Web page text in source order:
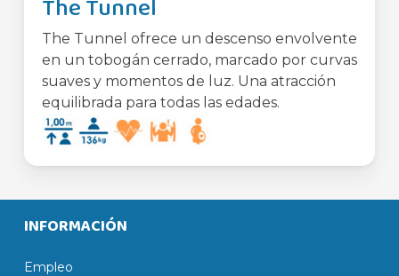
The Tunnel
The Tunnel ofrece un descenso envolvente
en un tobogán cerrado, marcado por curvas
suaves y momentos de luz. Una atracción
equilibrada para todas las edades.
INFORMACIÓN
Empleo